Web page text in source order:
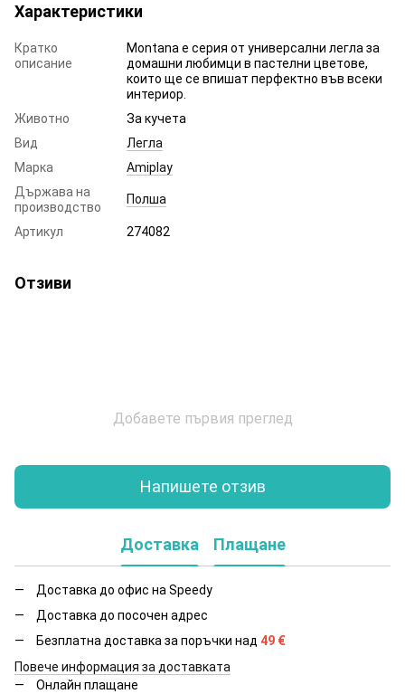
Характеристики
Кратко
описание
Montana е серия от универсални легла за
домашни любимци в пастелни цветове,
които ще се впишат перфектно във всеки
интериор.
Животно
За кучета
Вид
Легла
Марка
Amiplay
Държава на
производство
Полша
Артикул 274082
Отзиви
Добавете първия преглед
Напишете отзив
Доставка Плащане
Доставка до офис на Speedy
Доставка до посочен адрес
Безплатна доставка за поръчки над 49 €
Повече информация за доставката
Онлайн плащане